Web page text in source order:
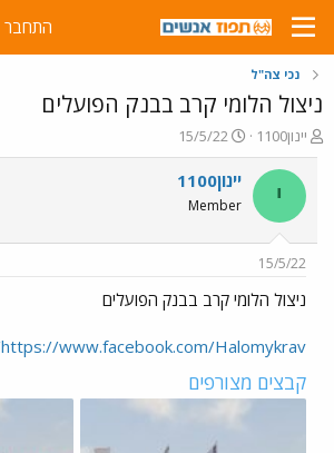
התחבר
נכי צה"ל
ניצול הלומי קרב בבנק הפועלים
פ
ו
ת
ח
ה
ש
א
יינון1100
פ
ו
ר
ס
ם
ר
15/5/22
י יינון1100
Member
15/5/22
ניצול הלומי קרב בבנק הפועלים
https://www.facebook.com/Halomykrav/
קבצים מצורפים